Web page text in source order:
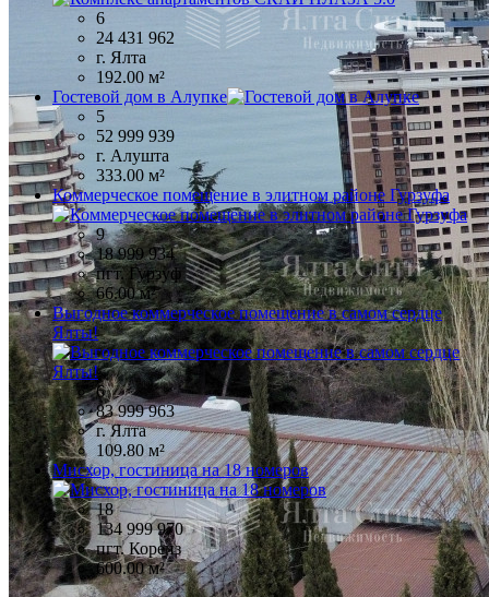
6
24 431 962
г. Ялта
192.00 м²
Гостевой дом в Алупке
5
52 999 939
г. Алушта
333.00 м²
Коммерческое помещение в элитном районе Гурзуфа
9
18 999 934
пгт. Гурзуф
66.00 м²
Выгодное коммерческое помещение в самом сердце
Ялты!
6
83 999 963
г. Ялта
109.80 м²
Мисхор, гостиница на 18 номеров
18
134 999 970
пгт. Кореиз
600.00 м²